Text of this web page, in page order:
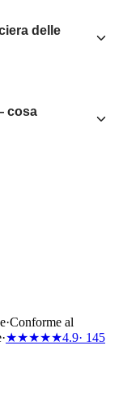
delle
cosa
·Conforme al
·★★★★★4.9· 145